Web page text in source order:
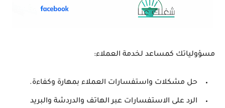
مسؤولياتك كمساعد لخدمة العملاء:
حل مشكلات واستفسارات العملاء بمهارة وكفاءة.
الرد على الاستفسارات عبر الهاتف والدردشة والبريد